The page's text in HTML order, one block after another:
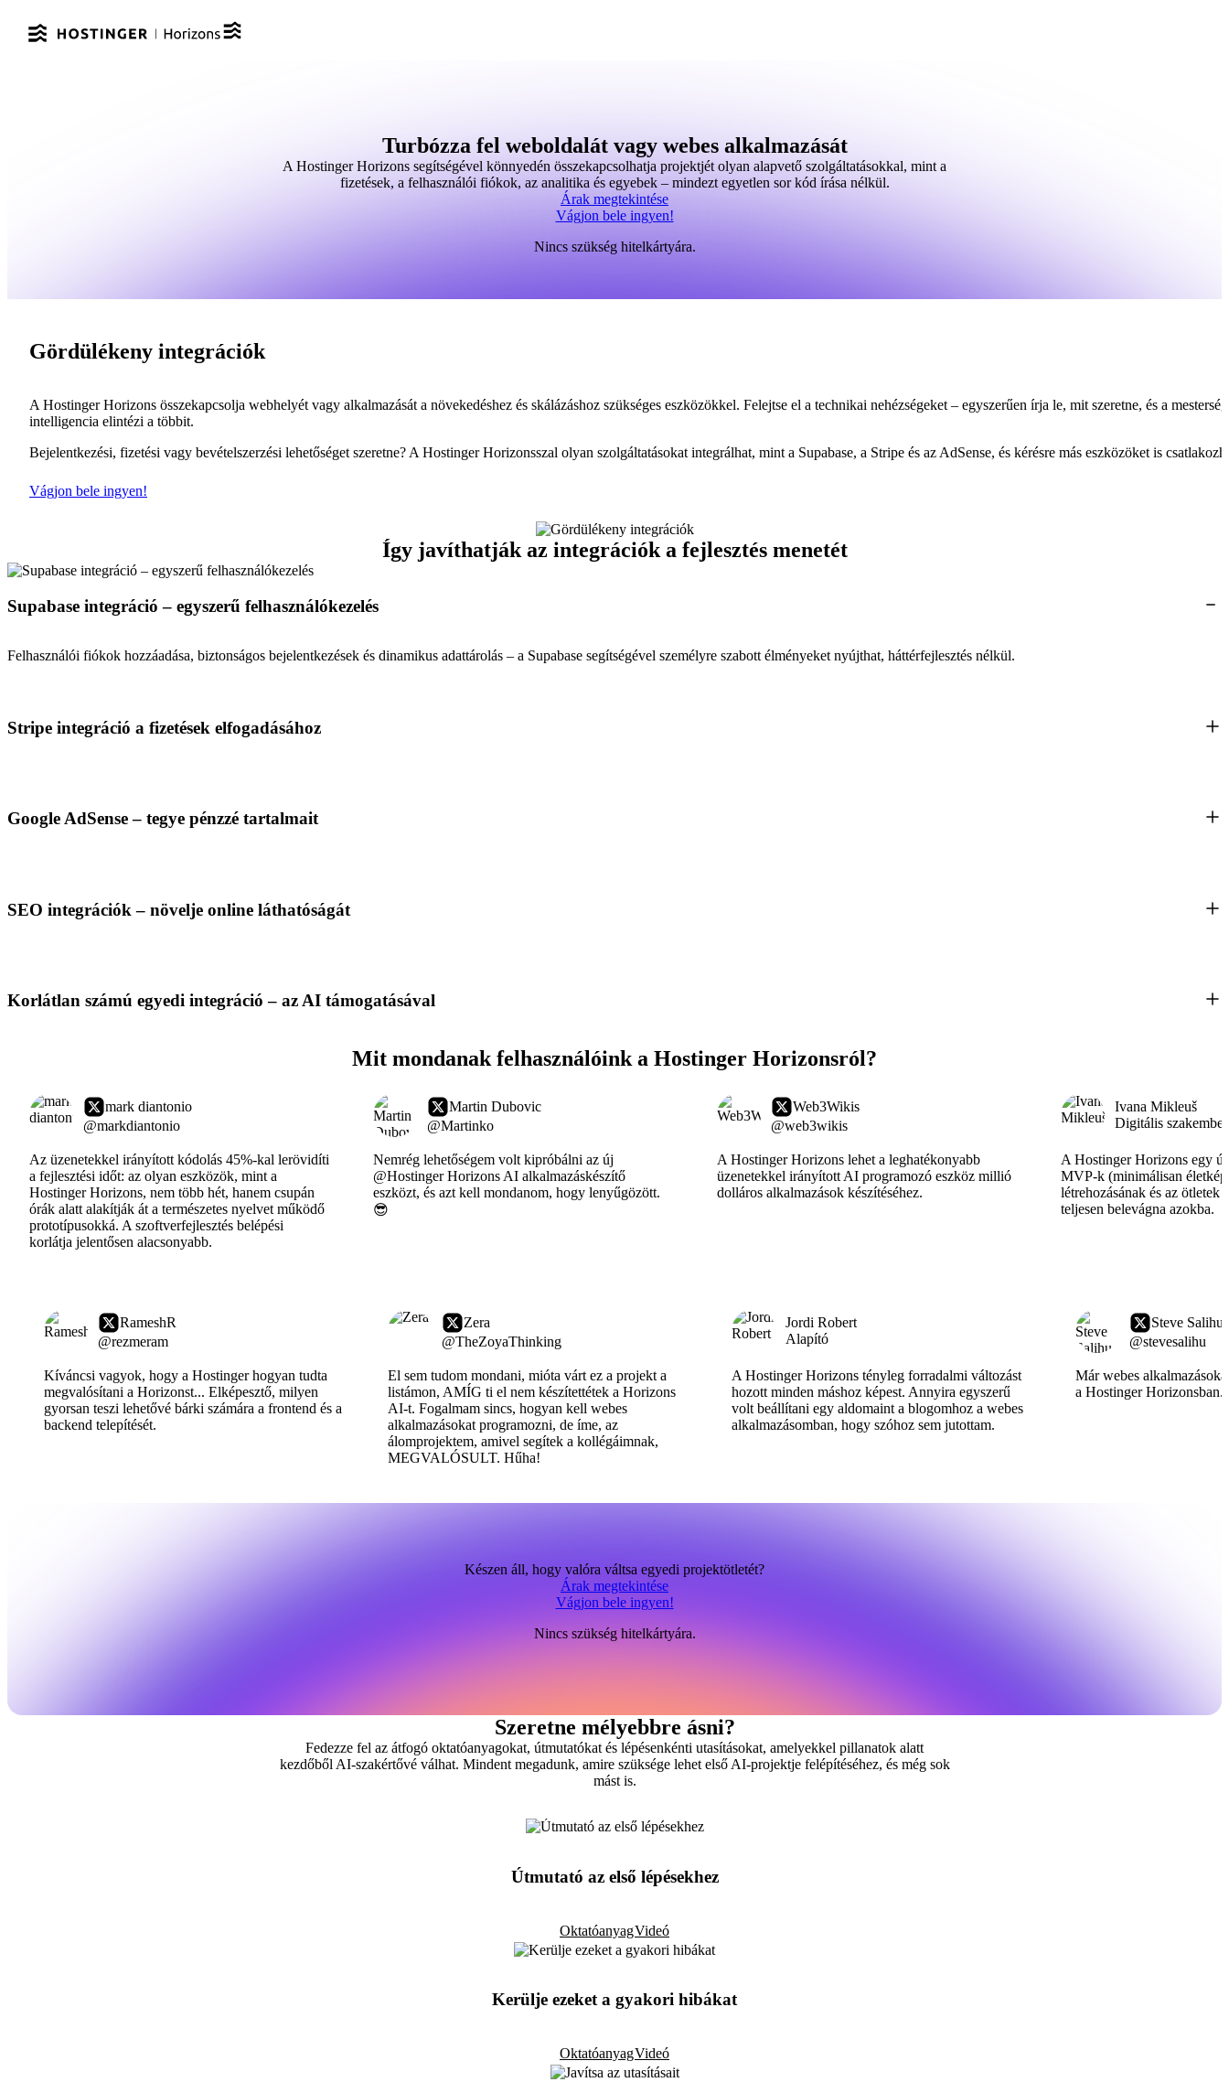
Turbózza fel weboldalát vagy webes alkalmazását
A Hostinger Horizons segítségével könnyedén összekapcsolhatja projektjét olyan alapvető szolgáltatásokkal, mint a
fizetések, a felhasználói fiókok, az analitika és egyebek – mindezt egyetlen sor kód írása nélkül.
Vágjon bele ingyen!
Nincs szükség hitelkártyára.
Árak megtekintése
Gördülékeny integrációk
A Hostinger Horizons összekapcsolja webhelyét vagy alkalmazását a növekedéshez és skálázáshoz szükséges eszközökkel. Felejtse el a technikai nehézségeket – egyszerűen írja le, mit szeretne, és a
intelligencia elintézi a többit.
Bejelentkezési, fizetési vagy bevételszerzési lehetőséget szeretne? A Hostinger Horizonsszal olyan szolgáltatásokat integrálhat, mint a Supabase, a Stripe és az AdSense, és kérésre más eszközöket is
Vágjon bele ingyen!
Így javíthatják az integrációk a fejlesztés menetét
Supabase integráció – egyszerű felhasználókezelés
Felhasználói fiókok hozzáadása, biztonságos bejelentkezések és dinamikus adattárolás – a Supabase segítségével személyre szabott élményeket nyújthat, háttérfejlesztés nélkül.
Stripe integráció a fizetések elfogadásához
Google AdSense – tegye pénzzé tartalmait
SEO integrációk – növelje online láthatóságát
Korlátlan számú egyedi integráció – az AI támogatásával
Mit mondanak felhasználóink a Hostinger Horizonsról?
mark diantonio
@markdiantonio
Az üzenetekkel irányított kódolás 45%-kal lerövidíti
a fejlesztési időt: az olyan eszközök, mint a
Hostinger Horizons, nem több hét, hanem csupán
órák alatt alakítják át a természetes nyelvet működő
prototípusokká. A szoftverfejlesztés belépési
korlátja jelentősen alacsonyabb.
Martin Dubovic
@Martinko
Nemrég lehetőségem volt kipróbálni az új
@Hostinger Horizons AI alkalmazáskészítő
eszközt, és azt kell mondanom, hogy lenyűgözött.
😎
Web3Wikis
@web3wikis
A Hostinger Horizons lehet a leghatékonyabb
üzenetekkel irányított AI programozó eszköz millió
dolláros alkalmazások készítéséhez.
Ivana Mikleuš
Digitális szakember
A Hostinger Horizons egy
MVP-k (minimálisan
létrehozásának és az ötletek
teljesen belevágna azokba.
RameshR
@rezmeram
Kíváncsi vagyok, hogy a Hostinger hogyan tudta
megvalósítani a Horizonst... Elképesztő, milyen
gyorsan teszi lehetővé bárki számára a frontend és a
backend telepítését.
Zera
@TheZoyaThinking
El sem tudom mondani, mióta várt ez a projekt a
listámon, AMÍG ti el nem készítettétek a Horizons
AI-t. Fogalmam sincs, hogyan kell webes
alkalmazásokat programozni, de íme, az
álomprojektem, amivel segítek a kollégáimnak,
MEGVALÓSULT. Hűha!
Jordi Robert
Alapító
A Hostinger Horizons tényleg forradalmi változást
hozott minden máshoz képest. Annyira egyszerű
volt beállítani egy aldomaint a blogomhoz a webes
alkalmazásomban, hogy szóhoz sem jutottam.
Steve Salihu
@stevesalihu
Már webes
a Hostinger Horizonsban.
Készen áll, hogy valóra váltsa egyedi projektötletét?
Vágjon bele ingyen!
Nincs szükség hitelkártyára.
Árak megtekintése
Szeretne mélyebbre ásni?
Fedezze fel az átfogó oktatóanyagokat, útmutatókat és lépésenkénti utasításokat, amelyekkel pillanatok alatt
kezdőből AI-szakértővé válhat. Mindent megadunk, amire szüksége lehet első AI-projektje felépítéséhez, és még sok
mást is.
Útmutató az első lépésekhez
OktatóanyagVideó
Kerülje ezeket a gyakori hibákat
OktatóanyagVideó